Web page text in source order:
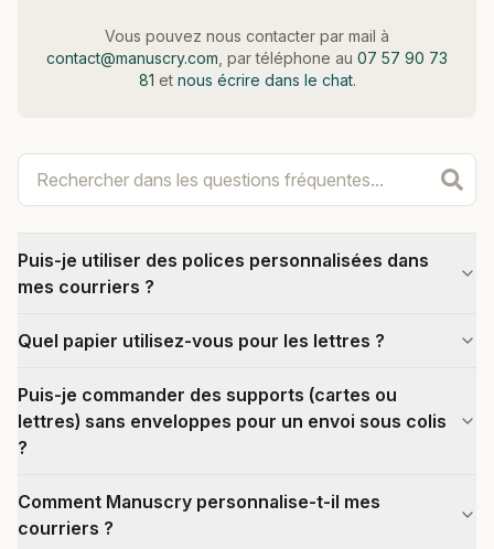
Vous pouvez nous contacter par mail à
contact@manuscry.com , par téléphone au 07 57 90 73
81 et nous écrire dans le chat.
Puis-je utiliser des polices personnalisées dans
mes courriers ?
Quel papier utilisez-vous pour les lettres ?
Puis-je commander des supports (cartes ou
lettres) sans enveloppes pour un envoi sous colis
?
Comment Manuscry personnalise-t-il mes
courriers ?